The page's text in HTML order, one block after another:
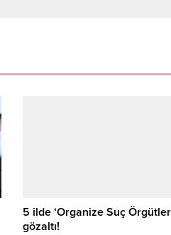
5 ilde ‘Organize Suç
gözaltı!